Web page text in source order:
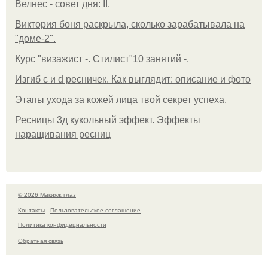
Велнес - совет дня: II.
Виктория боня раскрыла, сколько зарабатывала на
"доме-2".
Курс "визажист -. Стилист"10 занятий -.
Изгиб c и d ресничек. Как выглядит: описание и фото
Этапы ухода за кожей лица твой секрет успеха.
Ресницы 3д кукольный эффект. Эффекты
наращивания ресниц
© 2026 Макияж глаз
Контакты
Пользовательское соглашение
Политика конфидециальности
Обратная связь